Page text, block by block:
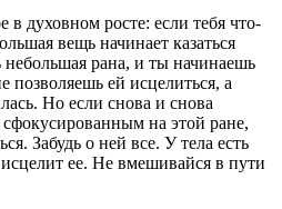
в духовном росте: если тебя что-
вещь начинает казаться
небольшая рана, и ты начинаешь
позволяешь ей исцелиться, а
Но если снова и снова
сфокусированным на этой ране,
Забудь о ней все. У тела есть
ее. Не вмешивайся в пути